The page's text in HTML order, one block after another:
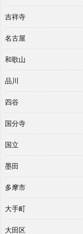
吉祥寺
名古屋
和歌山
品川
四谷
国分寺
国立
墨田
多摩市
大手町
大田区